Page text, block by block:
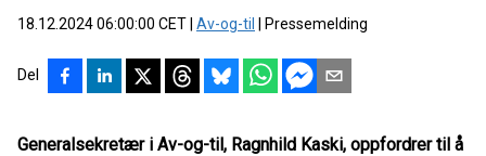
18.12.2024 06:00:00 CET Av-og-til Pressemelding
Del
Generalsekretær i Av-og-til, Ragnhild Kaski, oppfordrer til å